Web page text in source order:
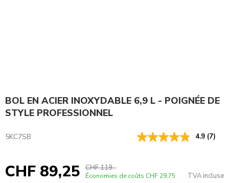
BOL EN ACIER INOXYDABLE 6,9 L - POIGNÉE DE
STYLE PROFESSIONNEL
5KC7SB 4.9 (7)
CHF 89,25 CHF 119.-
Économies de coûts CHF 29,75 TVA incluse